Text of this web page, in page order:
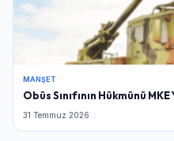
MANŞET
Obüs Sınıfının Hükmünü
31 Temmuz 2026